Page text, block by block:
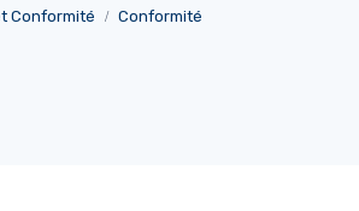
Conformité Conformité